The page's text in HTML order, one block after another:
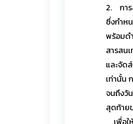
2. การ
ซึ่งกำห
พร้อมด
สารสน
และจัด
เท่านั้น
จนถึงวั
สุดท้าย